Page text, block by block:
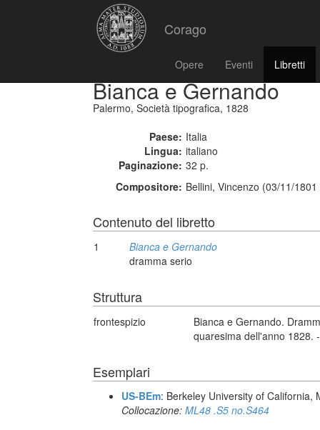
Corago
Opere Eventi Libretti
Bianca e Gernando
Palermo, Società tipografica, 1828
Paese: Italia
Lingua: italiano
Paginazione: 32 p.
Compositore: Bellini, Vincenzo (03/11/
Contenuto del libretto
1
Bianca e Gernando
dramma serio
Struttura
frontespizio
Bianca e Gernando.
quaresima dell'anno 1828.
Esemplari
US-BEm: Berkeley University of California,
Collocazione: ML48 .S5 no.S464